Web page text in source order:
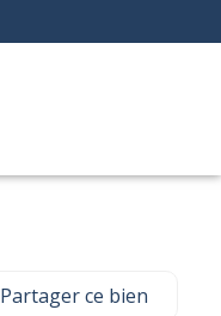
Partager ce bien